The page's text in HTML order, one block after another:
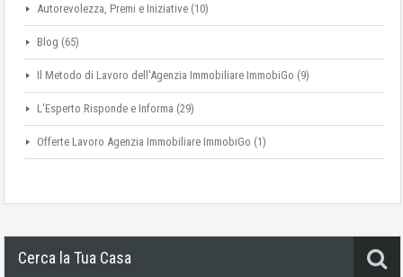
Autorevolezza, Premi e Iniziative (10)
Blog (65)
Il Metodo di Lavoro dell'Agenzia Immobiliare ImmobiGo (9)
L'Esperto Risponde e Informa (29)
Offerte Lavoro Agenzia Immobiliare ImmobiGo (1)
Cerca la Tua Casa